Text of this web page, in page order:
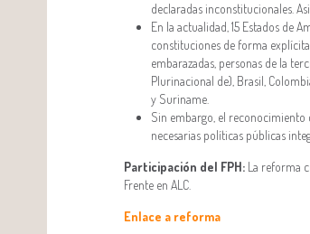
declaradas inconstitucionales.
En la actualidad, 15 Estados de
constituciones de forma
embarazadas, personas de la
Plurinacional de), Brasil,
y Suriname.
Sin embargo, el
necesarias políticas públicas
Participación del FPH: La reforma
Frente en ALC.
Enlace a reforma